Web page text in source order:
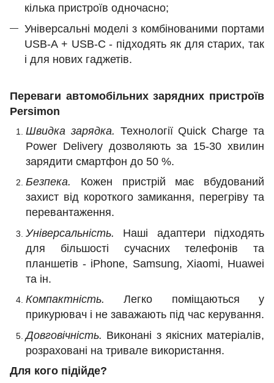
кілька пристроїв одночасно;
Універсальні моделі з комбінованими портами
USB-A + USB-C - підходять як для старих, так
і для нових гаджетів.
Переваги автомобільних зарядних пристроїв
Persimon
Швидка зарядка. Технології Quick Charge та
Power Delivery дозволяють за 15-30 хвилин
зарядити смартфон до 50 %.
Безпека. Кожен пристрій має вбудований
захист від короткого замикання, перегріву та
перевантаження.
Універсальність. Наші адаптери підходять
для більшості сучасних телефонів та
планшетів - iPhone, Samsung, Xiaomi, Huawei
та ін.
Компактність. Легко поміщаються у
прикурювач і не заважають під час керування.
Довговічність. Виконані з якісних матеріалів,
розраховані на тривале використання.
Для кого підійде?